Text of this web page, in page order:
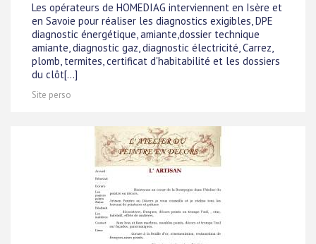
Les opérateurs de HOMEDIAG interviennent en Isère et
en Savoie pour réaliser les diagnostics exigibles, DPE
diagnostic énergétique, amiante,dossier technique
amiante, diagnostic gaz, diagnostic électricité, Carrez,
plomb, termites, certificat d'habitabilité et les dossiers
du clôt[...]
Site perso